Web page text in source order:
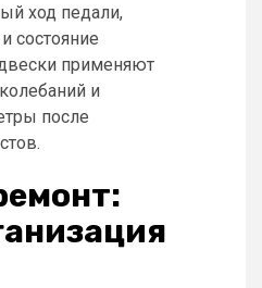
ход педали,
состояние
применяют
и
после